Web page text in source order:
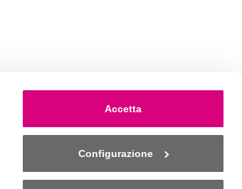
Accetta
Configurazione